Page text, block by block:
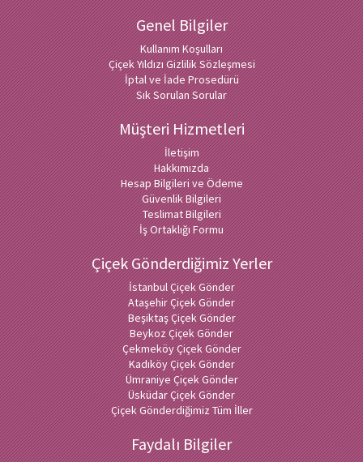
Genel Bilgiler
Kullanım Koşulları
Çiçek Yıldızı Gizlilik Sözleşmesi
İptal ve İade Prosedürü
Sık Sorulan Sorular
Müşteri Hizmetleri
İletişim
Hakkımızda
Hesap Bilgileri ve Ödeme
Güvenlik Bilgileri
Teslimat Bilgileri
İş Ortaklığı Formu
Çiçek Gönderdiğimiz Yerler
İstanbul Çiçek Gönder
Ataşehir Çiçek Gönder
Beşiktaş Çiçek Gönder
Beykoz Çiçek Gönder
Çekmeköy Çiçek Gönder
Kadıköy Çiçek Gönder
Ümraniye Çiçek Gönder
Üsküdar Çiçek Gönder
Çiçek Gönderdiğimiz Tüm İller
Faydalı Bilgiler